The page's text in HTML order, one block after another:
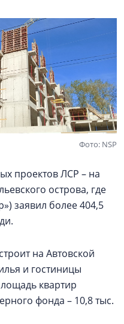
Фото: NSP
проектов ЛСР – на
острова, где
заявил более 404,5
на Автовской
и гостиницы
квартир
фонда – 10,8 тыс.